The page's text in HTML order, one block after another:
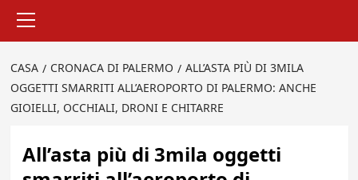
principale
CASA CRONACA DI PALERMO
ALL’ASTA PIÙ DI 3MILA
OGGETTI SMARRITI ALL’AEROPORTO DI PALERMO: ANCHE
GIOIELLI, OCCHIALI, DRONI E CHITARRE
All’asta più di 3mila oggetti